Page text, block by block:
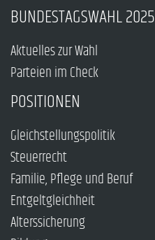
BUNDESTAGSWAHL 2025
Aktuelles zur Wahl
Parteien im Check
POSITIONEN
Gleichstellungspolitik
Steuerrecht
Familie, Pflege und Beruf
Entgeltgleichheit
Alterssicherung